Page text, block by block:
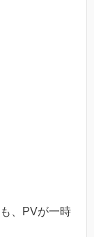
、PVが一時